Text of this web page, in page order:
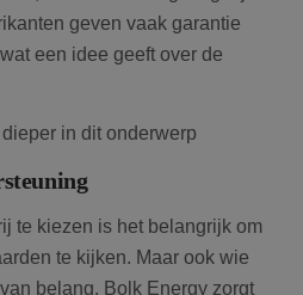
geven vaak garantie
een idee geeft over de
in dit onderwerp
te kiezen is het belangrijk om
te kijken. Maar ook wie
belang. Bolk Energy zorgt